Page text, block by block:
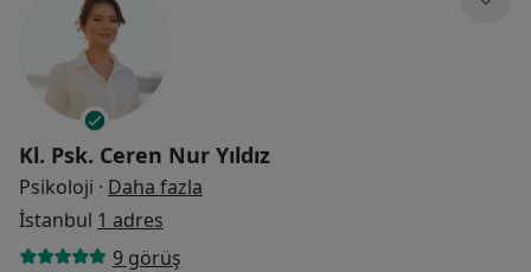
Kl. Psk. Ceren Nur Yıldız
Psikoloji · Daha fazla
İstanbul 1 adres
9 görüş